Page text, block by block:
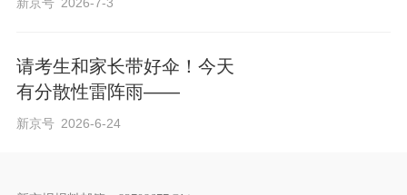
2026-7-3
请考生和家长带好伞！今天
有分散性雷阵雨——
新京号 2026-6-24